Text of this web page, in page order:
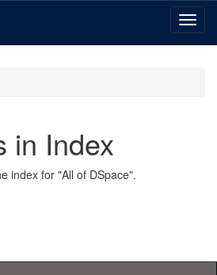
in Index
index for "All of DSpace".